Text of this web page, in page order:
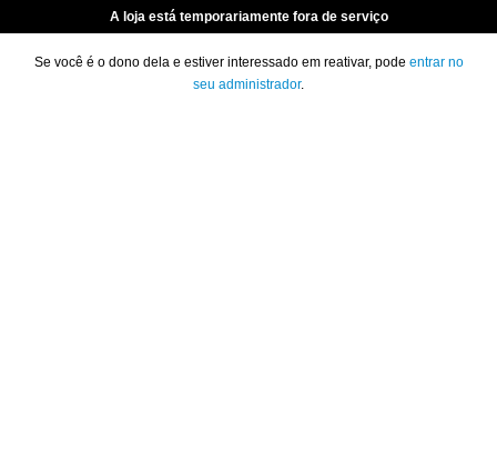
A loja está temporariamente fora de serviço
Se você é o dono dela e estiver interessado em reativar, pode entrar no
seu administrador.